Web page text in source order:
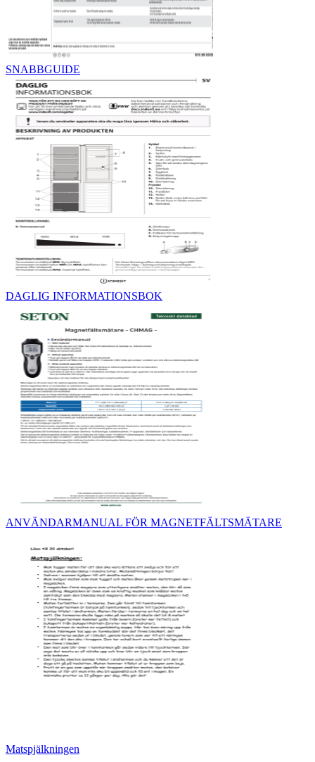
SNABBGUIDE
DAGLIG INFORMATIONSBOK
ANVÄNDARMANUAL FÖR MAGNETFÄLTSMÄTARE
Matspjälkningen